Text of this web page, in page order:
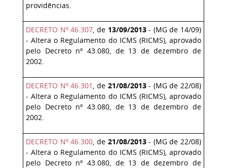
providências.
DECRETO Nº 46.307, de 13/09/2013- (MG de 14/09)
- Altera o Regulamento do ICMS (RICMS), aprovado
pelo Decreto nº 43.080, de 13 de dezembro de
2002.
DECRETO Nº 46.301 , de 21/08/2013- (MG de 22/08)
- Altera o Regulamento do ICMS (RICMS), aprovado
pelo Decreto nº 43.080, de 13 de dezembro de
2002.
DECRETO Nº 46.300, de 21/08/2013- (MG de 22/08)
- Altera o Regulamento do ICMS (RICMS), aprovado
pelo Decreto nº 43.080, de 13 de dezembro de